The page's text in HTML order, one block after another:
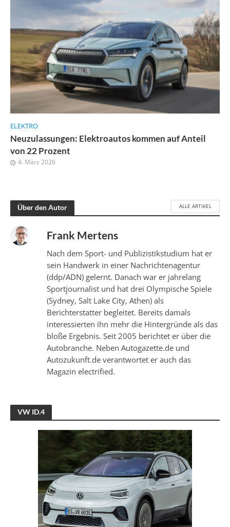
ELEKTRO
Neuzulassungen: Elektroautos kommen auf Anteil
von 22 Prozent
4. März 2026
Über den Autor ALLE ARTIKEL
Frank Mertens
Nach dem Sport- und Publizistikstudium hat er
sein Handwerk in einer Nachrichtenagentur
(ddp/ADN) gelernt. Danach war er jahrelang
Sportjournalist und hat drei Olympische Spiele
(Sydney, Salt Lake City, Athen) als
Berichterstatter begleitet. Bereits damals
interessierten ihn mehr die Hintergründe als das
bloße Ergebnis. Seit 2005 berichtet er über die
Autobranche. Neben Autogazette.de und
Autozukunft.de verantwortet er auch das
Magazin electrified.
VW ID.4